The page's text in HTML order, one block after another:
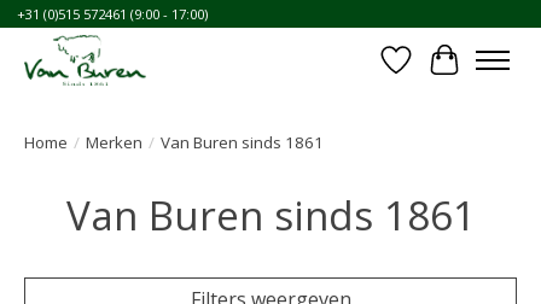
+31 (0)515 572461 (9:00 - 17:00)
Verlanglijst
Home / Merken / Van Buren sinds 1861
Van Buren sinds 1861
Filters weergeven